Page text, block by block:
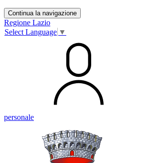
Continua la navigazione
Regione Lazio
Select Language ▼
personale